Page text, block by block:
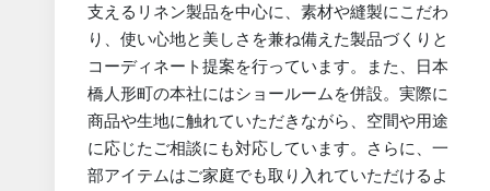
支えるリネン製品を中心に、素材や縫製にこだわ
り、使い心地と美しさを兼ね備えた製品づくりと
コーディネート提案を行っています。また、日本
橋人形町の本社にはショールームを併設。実際に
商品や生地に触れていただきながら、空間や用途
に応じたご相談にも対応しています。さらに、一
部アイテムはご家庭でも取り入れていただけるよ